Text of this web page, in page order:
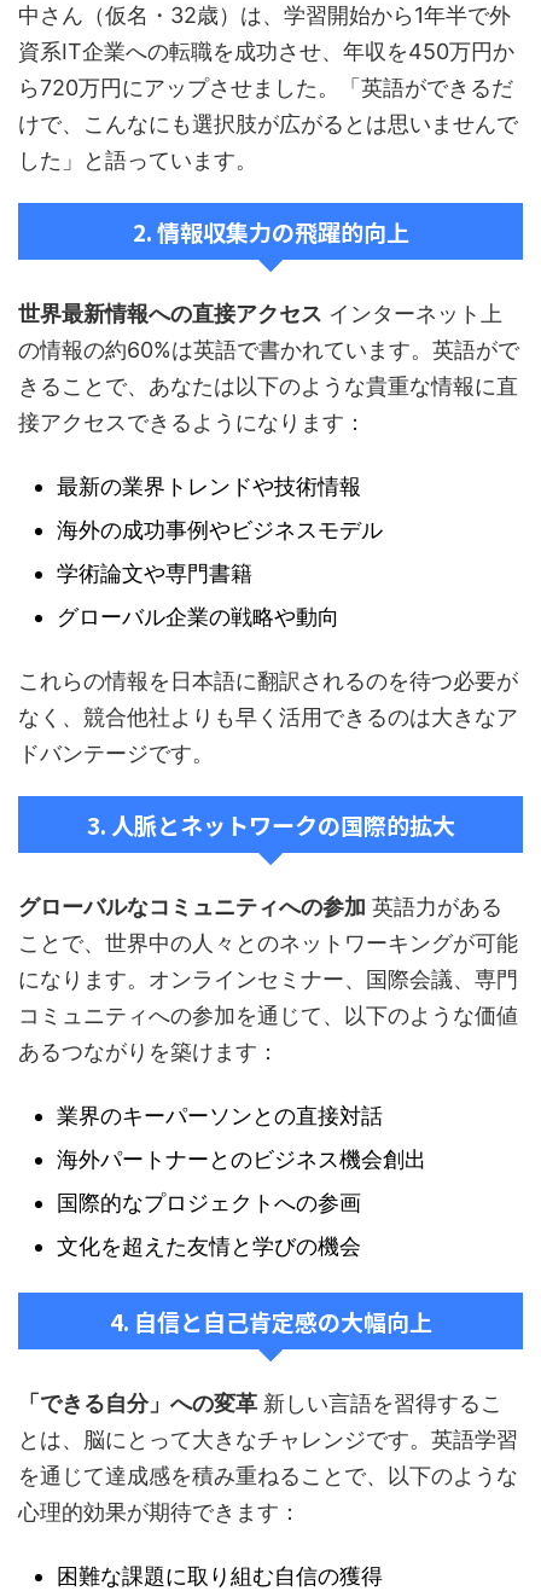
中さん（仮名・32歳）は、学習開始から1年半で外
資系IT企業への転職を成功させ、年収を450万円か
ら720万円にアップさせました。「英語ができるだ
けで、こんなにも選択肢が広がるとは思いませんで
した」と語っています。
2. 情報収集力の飛躍的向上
世界最新情報への直接アクセス インターネット上
の情報の約60%は英語で書かれています。英語がで
きることで、あなたは以下のような貴重な情報に直
接アクセスできるようになります：
最新の業界トレンドや技術情報
海外の成功事例やビジネスモデル
学術論文や専門書籍
グローバル企業の戦略や動向
これらの情報を日本語に翻訳されるのを待つ必要が
なく、競合他社よりも早く活用できるのは大きなア
ドバンテージです。
3. 人脈とネットワークの国際的拡大
グローバルなコミュニティへの参加 英語力がある
ことで、世界中の人々とのネットワーキングが可能
になります。オンラインセミナー、国際会議、専門
コミュニティへの参加を通じて、以下のような価値
あるつながりを築けます：
業界のキーパーソンとの直接対話
海外パートナーとのビジネス機会創出
国際的なプロジェクトへの参画
文化を超えた友情と学びの機会
4. 自信と自己肯定感の大幅向上
「できる自分」への変革 新しい言語を習得するこ
とは、脳にとって大きなチャレンジです。英語学習
を通じて達成感を積み重ねることで、以下のような
心理的効果が期待できます：
困難な課題に取り組む自信の獲得